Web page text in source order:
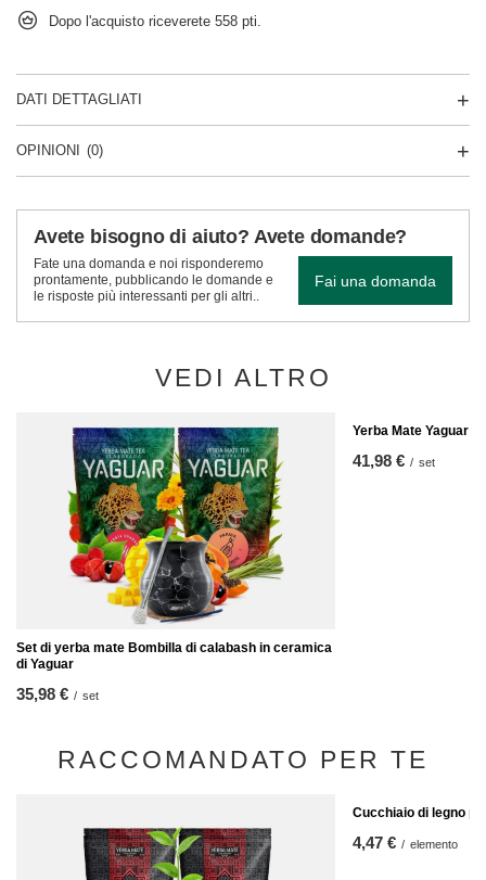
Dopo l'acquisto riceverete 558 pti.
DATI DETTAGLIATI
OPINIONI (0)
Avete bisogno di aiuto? Avete domande?
Fate una domanda e noi risponderemo
prontamente, pubblicando le domande e
le risposte più interessanti per gli altri..
Fai una domanda
VEDI ALTRO
Set di yerba mate Bombilla di calabash in ceramica
di Yaguar
35,98 € / set
Yerba Mate Yaguar
41,98 € / set
RACCOMANDATO PER TE
Cucchiaio di legno
4,47 € / elemento